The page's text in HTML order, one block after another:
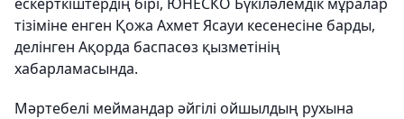
тізіміне енген Қожа Ахмет Ясауи кесенесіне барды,
делінген Ақорда баспасөз қызметінің
хабарламасында.
Мәртебелі меймандар әйгілі ойшылдың рухына